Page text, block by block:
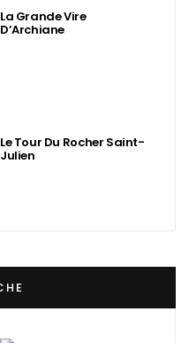
La Grande Vire
D’Archiane
Le Tour Du Rocher Saint-
Julien